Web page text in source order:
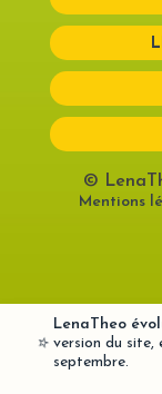
©
Mentions
⭐
LenaTheo
version du site,
septembre.